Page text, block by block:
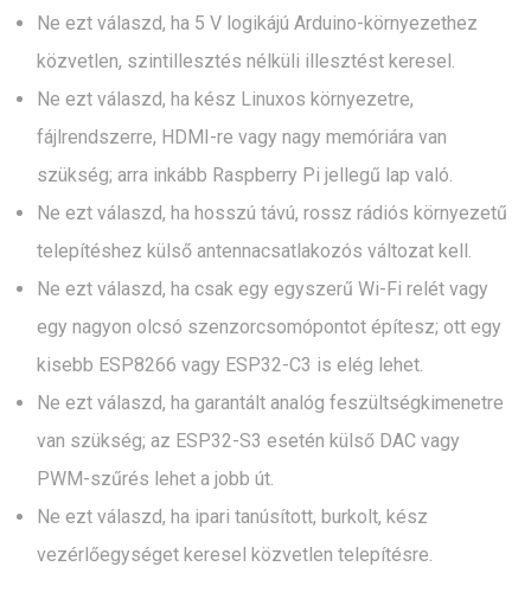
Ne ezt válaszd, ha 5 V logikájú Arduino-környezethez
közvetlen, szintillesztés nélküli illesztést keresel.
Ne ezt válaszd, ha kész Linuxos környezetre,
fájlrendszerre, HDMI-re vagy nagy memóriára van
szükség; arra inkább Raspberry Pi jellegű lap való.
Ne ezt válaszd, ha hosszú távú, rossz rádiós környezetű
telepítéshez külső antennacsatlakozós változat kell.
Ne ezt válaszd, ha csak egy egyszerű Wi-Fi relét vagy
egy nagyon olcsó szenzorcsomópontot építesz; ott egy
kisebb ESP8266 vagy ESP32-C3 is elég lehet.
Ne ezt válaszd, ha garantált analóg feszültségkimenetre
van szükség; az ESP32-S3 esetén külső DAC vagy
PWM-szűrés lehet a jobb út.
Ne ezt válaszd, ha ipari tanúsított, burkolt, kész
vezérlőegységet keresel közvetlen telepítésre.